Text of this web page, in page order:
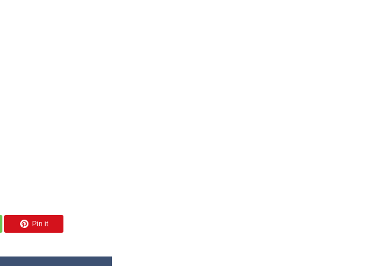
Pin it